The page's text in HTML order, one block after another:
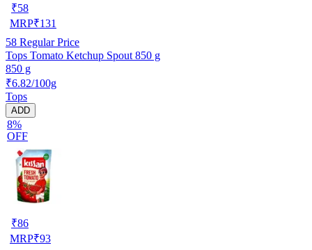
₹58
MRP₹131
58 Regular Price
Tops Tomato Ketchup Spout 850 g
850 g
₹6.82/100g
Tops
ADD
8%
OFF
₹86
MRP₹93